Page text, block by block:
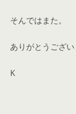
そんではまた。
ありがとうござい
K